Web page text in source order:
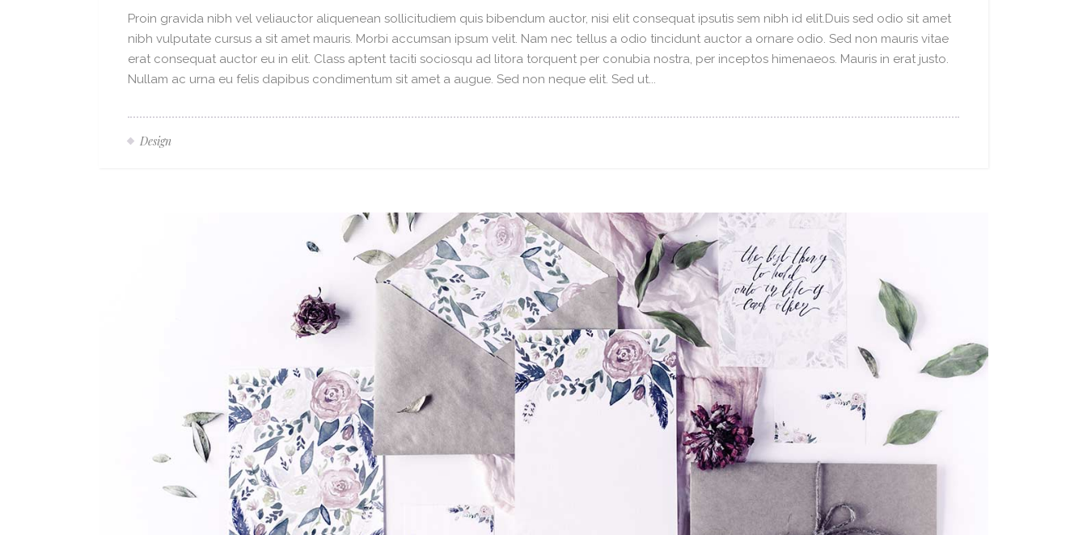
Proin gravida nibh vel veliauctor aliquenean sollicitudiem quis bibendum auctor, nisi elit consequat ipsutis sem nibh id elit.Duis sed odio sit amet
nibh vulputate cursus a sit amet mauris. Morbi accumsan ipsum velit. Nam nec tellus a odio tincidunt auctor a ornare odio. Sed non mauris vitae
erat consequat auctor eu in elit. Class aptent taciti sociosqu ad litora torquent per conubia nostra, per inceptos himenaeos. Mauris in erat justo.
Nullam ac urna eu felis dapibus condimentum sit amet a augue. Sed non neque elit. Sed ut...
Design